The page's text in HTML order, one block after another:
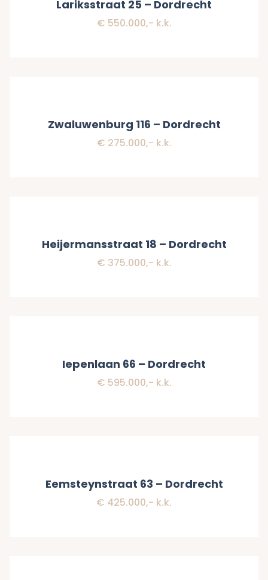
Lariksstraat 25 – Dordrecht
€ 550.000,- k.k.
Zwaluwenburg 116 – Dordrecht
€ 275.000,- k.k.
Heijermansstraat 18 – Dordrecht
€ 375.000,- k.k.
Iepenlaan 66 – Dordrecht
€ 595.000,- k.k.
Eemsteynstraat 63 – Dordrecht
€ 425.000,- k.k.